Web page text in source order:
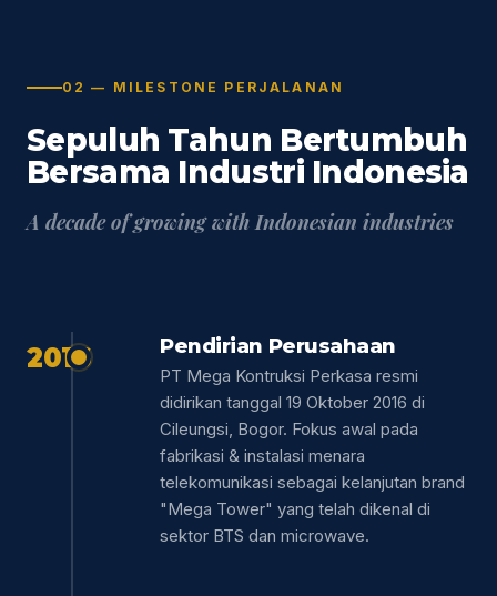
02 — MILESTONE PERJALANAN
Sepuluh Tahun Bertumbuh
Bersama Industri Indonesia
A decade of growing with Indonesian industries
2016 Pendirian Perusahaan
PT Mega Kontruksi Perkasa resmi
didirikan tanggal 19 Oktober 2016 di
Cileungsi, Bogor. Fokus awal pada
fabrikasi & instalasi menara
telekomunikasi sebagai kelanjutan brand
"Mega Tower" yang telah dikenal di
sektor BTS dan microwave.